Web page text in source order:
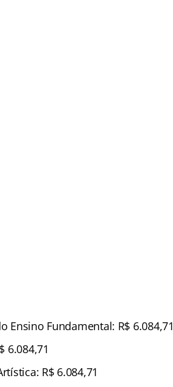
Ensino Fundamental: R$ 6.084,71
6.084,71
R$ 6.084,71